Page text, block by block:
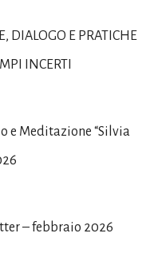
DIALOGO E PRATICHE
INCERTI
e Meditazione “Silvia
– febbraio 2026